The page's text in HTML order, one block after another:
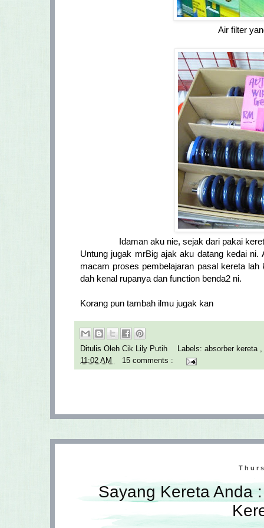
Air filter
Idaman aku nie, sejak dari pakai
Untung jugak mrBig ajak aku datang kedai
macam proses pembelajaran pasal kereta
dah kenal rupanya dan function benda2 ni.
Korang pun tambah ilmu jugak kan
Ditulis Oleh Cik Lily Putih Labels: absorber kereta ,
11:02 AM
15 comments :
Sayang Kereta Anda